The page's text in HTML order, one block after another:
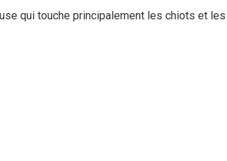
qui touche principalement les chiots et les